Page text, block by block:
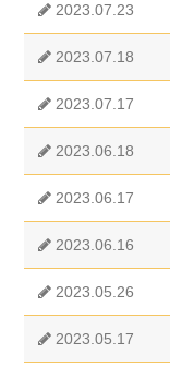
2023.07.23
2023.07.18
2023.07.17
2023.06.18
2023.06.17
2023.06.16
2023.05.26
2023.05.17